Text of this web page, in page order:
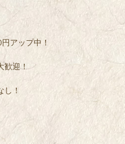
アップ中！
歓迎！
！